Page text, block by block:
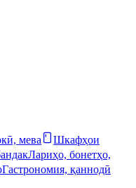
мева
Шкафҳои
Лариҳо, бонетҳо,
Гастрономия, қаннодӣ